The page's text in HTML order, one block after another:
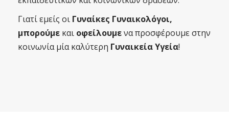
Γιατί εμείς οι Γυναίκες Γυναικολόγοι,
μπορούμε και οφείλουμενα προσφέρουμε στην
κοινωνία μία καλύτερη Γυναικεία Υγεία!